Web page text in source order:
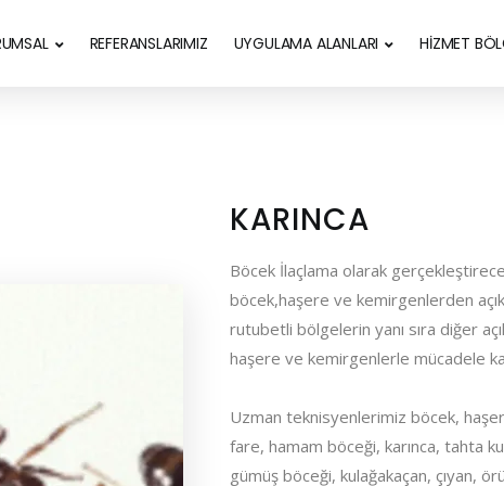
REFERANSLARIMIZ UYGULAMA ALANLARI HİZMET
KARINCA
Böcek İlaçlama olarak
böcek,haşere ve kemirgenlerden açık
rutubetli bölgelerin yanı sıra diğer
haşere ve kemirgenlerle mücadele
Uzman teknisyenlerimiz böcek,
fare, hamam böceği, karınca, tahta
gümüş böceği, kulağakaçan, çıyan,